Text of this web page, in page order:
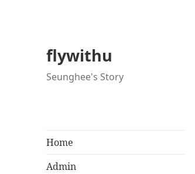
flywithu
Seunghee's Story
Home
Admin